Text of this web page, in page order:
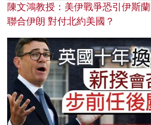
陳文鴻教授：美伊戰爭恐引伊斯
聯合伊朗 對付北約美國？